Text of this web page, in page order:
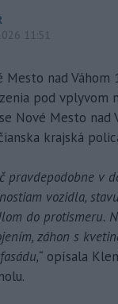
11:51
Mesto nad Váhom
pod vplyvom
Nové Mesto nad
krajská
pravdepodobne v
vozidla,
do protismeru.
záhon s
opísala